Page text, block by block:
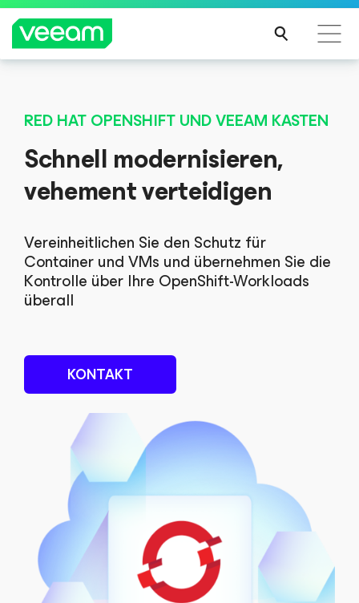
Update von CrowdStrike betroffen sind
R
HRE
RED HAT OPENSHIFT UND VEEAM KASTEN
Schnell modernisieren,
vehement verteidigen
Vereinheitlichen Sie den Schutz für
Container und VMs und übernehmen Sie die
Kontrolle über Ihre OpenShift-Workloads
überall
KONTAKT